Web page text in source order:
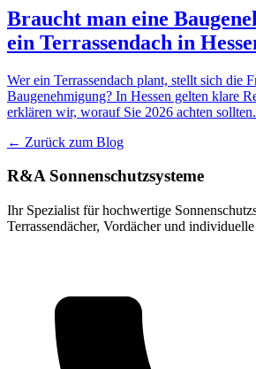
Braucht man eine
ein Terrassendach in
Wer ein Terrassendach plant, stellt sich die
Baugenehmigung? In Hessen gelten klare
erklären wir, worauf Sie 2026 achten sollten.
← Zurück zum Blog
R&A Sonnenschutzsysteme
Ihr Spezialist für hochwertige
Terrassendächer, Vordächer und